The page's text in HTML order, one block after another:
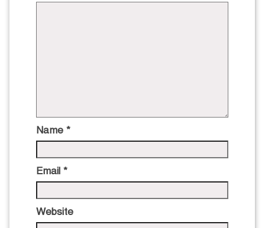
Name *
Email *
Website